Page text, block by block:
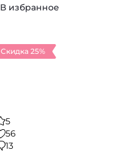
В избранное
Скидка 25%
5
56
13